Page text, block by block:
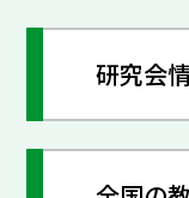
研究会